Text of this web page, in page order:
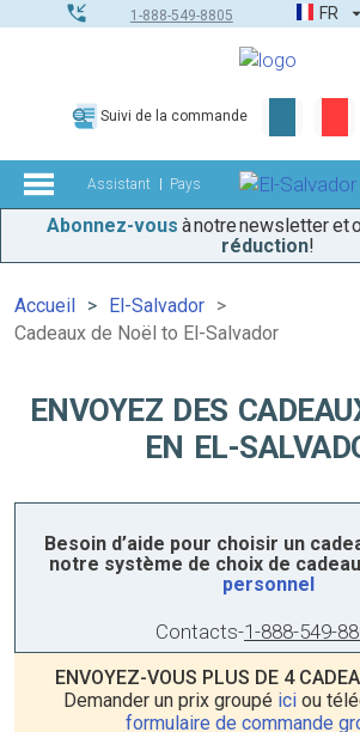
1-888-549-8805 FR
Suivi de la commande
Assistant Pays
Abonnez-vous à notre newsletter et
réduction!
Accueil
El-Salvador
Cadeaux de Noël to El-Salvador
ENVOYEZ DES
EN EL-
Besoin d’aide pour choisir un
notre système de choix de cadeau
personnel
Contacts-1-888-549-
ENVOYEZ-VOUS PLUS DE 4
Demander un prix groupé iciou
formulaire de commande